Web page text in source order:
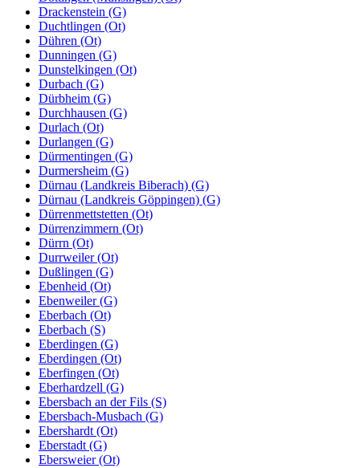
Drackenstein (G)
Duchtlingen (Ot)
Dühren (Ot)
Dunningen (G)
Dunstelkingen (Ot)
Durbach (G)
Dürbheim (G)
Durchhausen (G)
Durlach (Ot)
Durlangen (G)
Dürmentingen (G)
Durmersheim (G)
Dürnau (Landkreis Biberach) (G)
Dürnau (Landkreis Göppingen) (G)
Dürrenmettstetten (Ot)
Dürrenzimmern (Ot)
Dürrn (Ot)
Durrweiler (Ot)
Dußlingen (G)
Ebenheid (Ot)
Ebenweiler (G)
Eberbach (Ot)
Eberbach (S)
Eberdingen (G)
Eberdingen (Ot)
Eberfingen (Ot)
Eberhardzell (G)
Ebersbach an der Fils (S)
Ebersbach-Musbach (G)
Ebershardt (Ot)
Eberstadt (G)
Ebersweier (Ot)